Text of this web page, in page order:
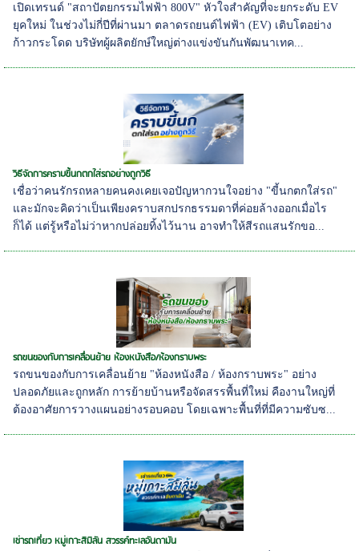
เปิดเทรนด์ "สถาปัตยกรรมไฟฟ้า 800V" หัวใจสำคัญที่จะยกระดับ EV
ยุคใหม่ ในช่วงไม่กี่ปีที่ผ่านมา ตลาดรถยนต์ไฟฟ้า (EV) เติบโตอย่าง
ก้าวกระโดด บริษัทผู้ผลิตยักษ์ใหญ่ต่างแข่งขันกันพัฒนาเทค...
วิธีจัดการคราบขี้นกตกใส่รถอย่างถูกวิธี
เชื่อว่าคนรักรถหลายคนคงเคยเจอปัญหากวนใจอย่าง "ขี้นกตกใส่รถ"
และมักจะคิดว่าเป็นเพียงคราบสกปรกธรรมดาที่ค่อยล้างออกเมื่อไร
ก็ได้ แต่รู้หรือไม่ว่าหากปล่อยทิ้งไว้นาน อาจทำให้สีรถแสนรักขอ...
รถขนของกับการเคลื่อนย้าย ห้องหนังสือ/ห้องกราบพระ
รถขนของกับการเคลื่อนย้าย "ห้องหนังสือ / ห้องกราบพระ" อย่าง
ปลอดภัยและถูกหลัก การย้ายบ้านหรือจัดสรรพื้นที่ใหม่ คืองานใหญ่ที่
ต้องอาศัยการวางแผนอย่างรอบคอบ โดยเฉพาะพื้นที่ที่มีความซับซ...
เช่ารถเที่ยว หมู่เกาะสิมิลัน สวรรค์ทะเลอันดามัน